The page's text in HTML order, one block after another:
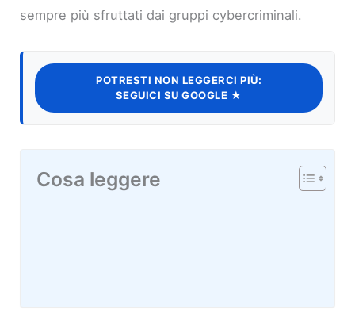
sempre più sfruttati dai gruppi cybercriminali.
POTRESTI NON LEGGERCI PIÙ:
SEGUICI SU GOOGLE ★
Cosa leggere